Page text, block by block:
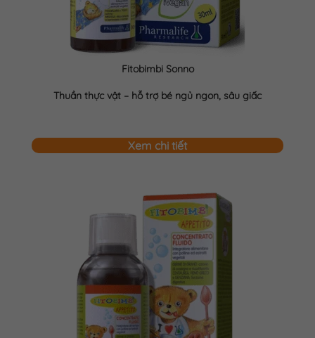
Fitobimbi Sonno
Thuần thực vật – hỗ trợ bé ngủ ngon, sâu giấc
Xem chi tiết